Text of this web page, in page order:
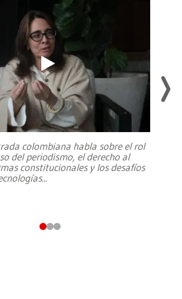
colombiana habla sobre el rol
del periodismo, el derecho al
constitucionales y los desafíos
...